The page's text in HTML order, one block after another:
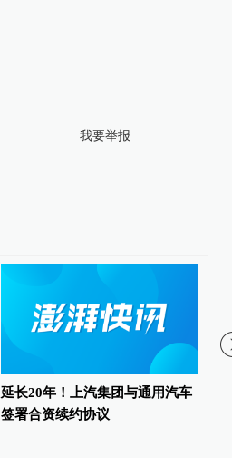
我要举报
延长20年！上汽集团与通用汽车
签署合资续约协议